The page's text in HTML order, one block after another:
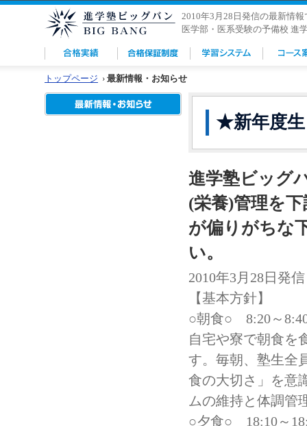
2010年3月28日発信の最新情報
医学部・医系受験の予備校 進
トップページ › 最新情報・お知らせ
★新年度
進学塾ビッグ
(栄養)管理を
が偏りがちな
い。
2010年3月28日発信
【基本方針】
○朝食○ 8:20～
自宅や寮で朝食を
す。毎朝、塾生全
食の大切さ」を意
ムの維持と体調管
○夕食○ 18:10～